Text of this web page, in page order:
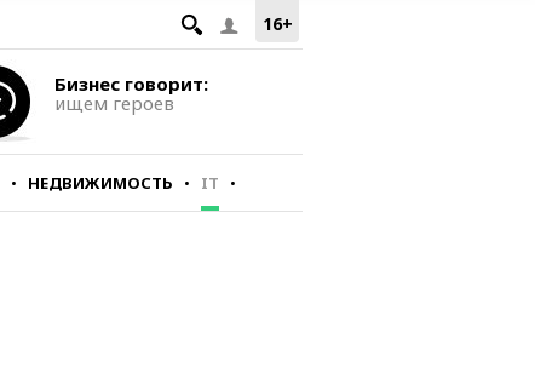
16+
Бизнес говорит:
ищем героев
НЕДВИЖИМОСТЬ IT